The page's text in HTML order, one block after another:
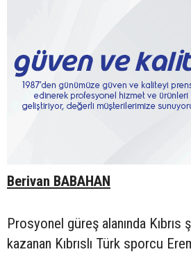
Berivan BABAHAN
Prosyonel güreş alanında Kıbrıs
kazanan Kıbrıslı Türk sporcu